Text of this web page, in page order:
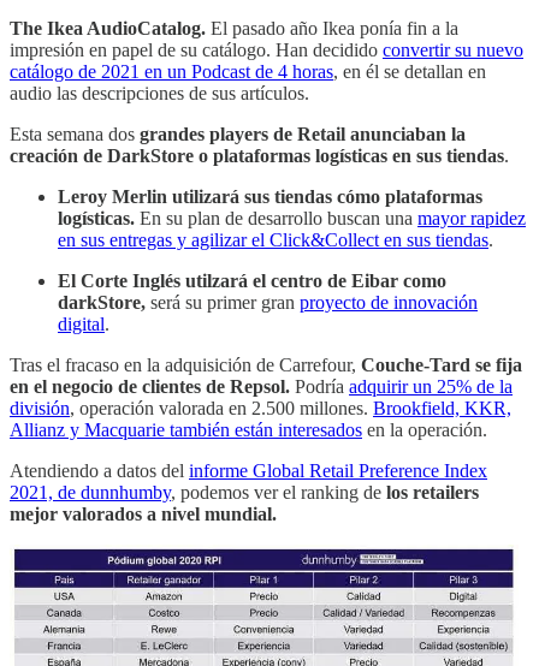
The Ikea AudioCatalog. El pasado año Ikea ponía fin a la
impresión en papel de su catálogo. Han decidido convertir su nuevo
catálogo de 2021 en un Podcast de 4 horas, en él se detallan en
audio las descripciones de sus artículos.
Esta semana dos grandes players de Retail anunciaban la
creación de DarkStore o plataformas logísticas en sus tiendas.
Leroy Merlin utilizará sus tiendas cómo plataformas
logísticas. En su plan de desarrollo buscan una mayor rapidez
en sus entregas y agilizar el Click&Collect en sus tiendas.
El Corte Inglés utilzará el centro de Eibar como
darkStore, será su primer gran proyecto de innovación
digital.
Tras el fracaso en la adquisición de Carrefour, Couche-Tard se fija
en el negocio de clientes de Repsol. Podría adquirir un 25% de la
división, operación valorada en 2.500 millones. Brookfield, KKR,
Allianz y Macquarie también están interesados en la operación.
Atendiendo a datos del informe Global Retail Preference Index
2021, de dunnhumby, podemos ver el ranking de los retailers
mejor valorados a nivel mundial.